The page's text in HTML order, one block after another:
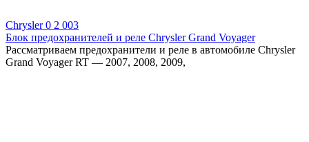
Chrysler0 2 003
Блок предохранителей и реле Chrysler Grand Voyager
Рассматриваем предохранители и реле в автомобиле Chrysler
Grand Voyager RT — 2007, 2008, 2009,